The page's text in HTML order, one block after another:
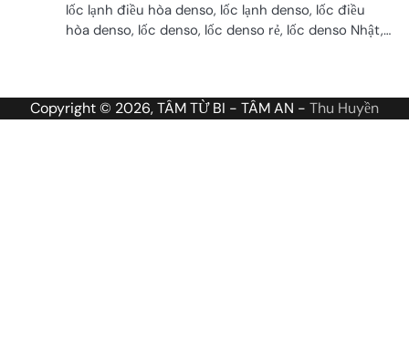
lốc lạnh điều hòa denso, lốc lạnh denso, lốc điều
hòa denso, lốc denso, lốc denso rẻ, lốc denso Nhật,…
Copyright © 2026, TÂM TỪ BI - TÂM AN - Thu Huyền